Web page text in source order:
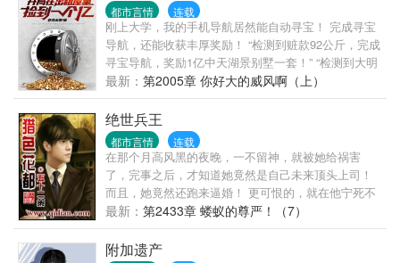
都市言情 连载
刚上大学，我的手机导航居然能自动寻宝！ 完成寻宝
导航，还能收获丰厚奖励！ “检测到赃款92公斤，完成
寻宝导航，奖励1亿中天湖景别墅一套！” “检测到大明
星夏秋即将遇险，完成机缘导航，奖励现金1个亿！”
“检测到10斤*头金一块，完成寻宝导航，奖励价值6亿
的远方文创置60%股份！” “……” 看着手机导航不断自
动寻宝，以及完成寻宝导航之后的丰富奖励，叶枫表
示： “从今天起，四大比王的那四句名言，将从我的口
中说出！
最新： 第2005章 你好大的威风啊（上）
绝世兵王
都市言情 连载
在那个月高风黑的夜晚，一不留神，就被她给祸害
了，完事之后，才知道她竟然是自己未来顶头上司！
而且，她竟然还跑来逼婚！ 更可恨的，就在他宁死不
从之际，她竟然一把钱砸在他脸上：“娶我，这钱就是
你的。” 现在的女人真流氓...... ...... （书名，将正式
更名为《绝世兵王》，理由，相信大家都懂的。） ...
最新： 第2433章 蝼蚁的尊严！（7）
附加遗产